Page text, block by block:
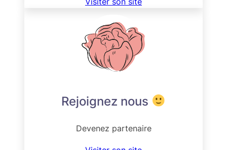
Rejoignez nous
Devenez partenaire